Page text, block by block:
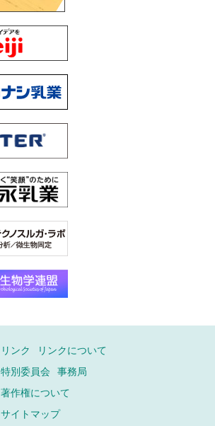
リンク
リンクについて
特別委員会 事務局
著作権について
サイトマップ